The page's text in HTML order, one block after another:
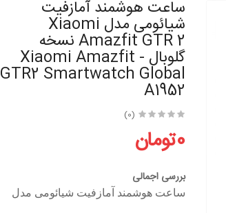
ساعت هوشمند آمازفیت
شیائومی مدل Xiaomi
Amazfit GTR 2 نسخه
گلوبال - Xiaomi Amazfit
GTR2 Smartwatch Global
A1952
(0)
0تومان
بررسی اجمالی
ساعت هوشمند آمازفیت شیائومی مدل